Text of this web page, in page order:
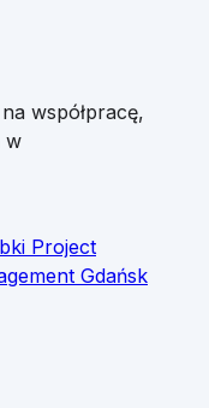
współpracę,
w
Project
Gdańsk